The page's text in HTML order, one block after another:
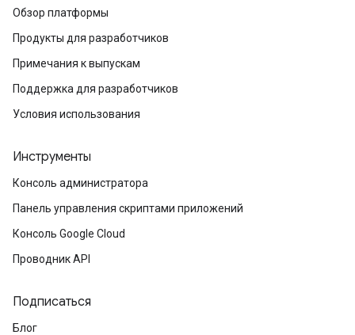
Обзор платформы
Продукты для разработчиков
Примечания к выпускам
Поддержка для разработчиков
Условия использования
Инструменты
Консоль администратора
Панель управления скриптами приложений
Консоль Google Cloud
Проводник API
Подписаться
Блог